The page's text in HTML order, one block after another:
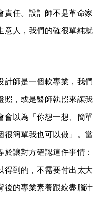
責任。設計師不是革命家
意人，我們的確很單純就
計師是一個軟專業，我們
照，或是醫師執照來讓我
會以為「你想一想、簡單
很簡單我也可以做」。當
讓對方確認這件事情：
得到的，不需要付出太大
後的專業素養跟絞盡腦汁